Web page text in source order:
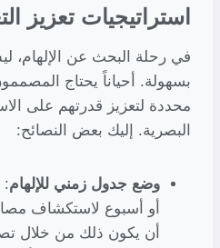
استراتيجيات تعزيز
في رحلة البحث عن
بسهولة. أحياناً يحتاج
محددة لتعزيز قدرتهم على
البصرية. إليك بعض النصائح:
وضع جدول زمني للإلهام:
أو أسبوع لاستكشاف
أن يكون ذلك من خلال